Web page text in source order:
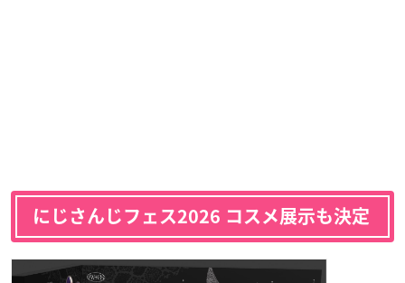
にじさんじフェス2026 コスメ展示も決定